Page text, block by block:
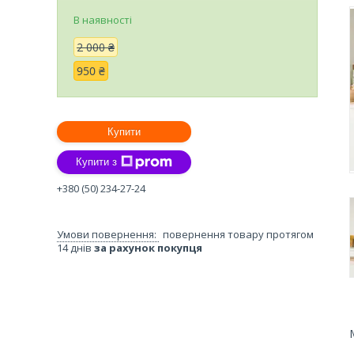
В наявності
2 000 ₴
950 ₴
Купити
Купити з
+380 (50) 234-27-24
повернення товару протягом
14 днів за рахунок покупця